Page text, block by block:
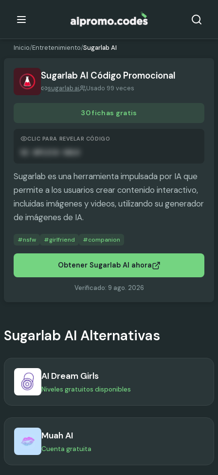
Inicio/Entretenimiento/Sugarlab AI
Sugarlab AI Código Promocional
sugarlab.ai Usado 99 veces
30 fichas gratis
CLIC PARA REVELAR CÓDIGO
Sugarlab es una herramienta impulsada por IA que
permite a los usuarios crear contenido interactivo,
incluidas imágenes y videos, utilizando su generador
de imágenes de IA.
#nsfw #girlfriend #companion
Obtener Sugarlab AI ahora
Verificado: 9 ago. 2026
Sugarlab AI Alternativas
AI Dream Girls
Niveles gratuitos disponibles
Muah AI
Cuenta gratuita